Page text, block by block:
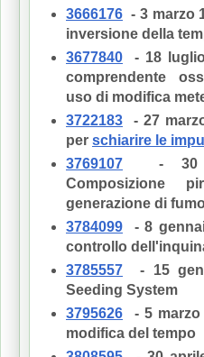
3666176 - 3 marzo
inversione della
3677840 - 18
comprendente
uso di modifica
3722183 - 27
per schiarire le
3769107 - 30
Composizione
generazione di
3784099 - 8
controllo
3785557 - 15
Seeding System
3795626 - 5 marzo
modifica del tempo